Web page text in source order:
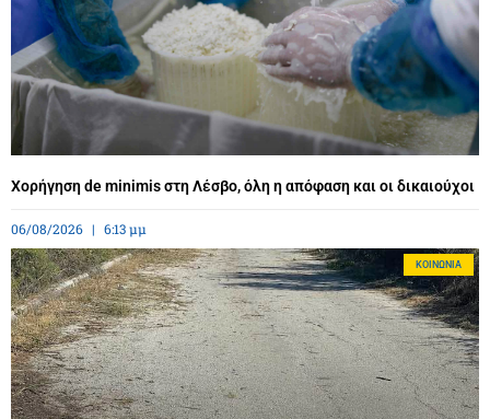
Χορήγηση de minimis στη Λέσβο, όλη η απόφαση και οι δικαιούχοι
06/08/2026 6:13 μμ
ΚΟΙΝΩΝΊΑ